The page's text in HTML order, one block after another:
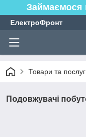
Займаємося
ЕлектроФронт
Товари та
Подовжувачі